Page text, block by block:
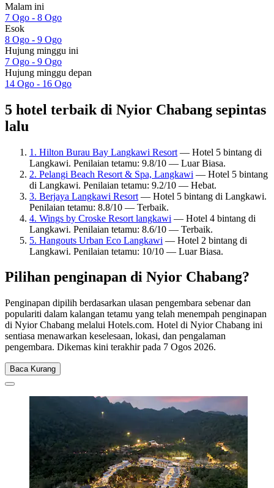
Malam ini
7 Ogo - 8 Ogo
Esok
8 Ogo - 9 Ogo
Hujung minggu ini
7 Ogo - 9 Ogo
Hujung minggu depan
14 Ogo - 16 Ogo
5 hotel terbaik di Nyior Chabang sepintas
lalu
1. Hilton Burau Bay Langkawi Resort — Hotel 5 bintang di
Langkawi. Penilaian tetamu: 9.8/10 — Luar Biasa.
2. Pelangi Beach Resort & Spa, Langkawi — Hotel 5 bintang
di Langkawi. Penilaian tetamu: 9.2/10 — Hebat.
3. Berjaya Langkawi Resort — Hotel 5 bintang di Langkawi.
Penilaian tetamu: 8.8/10 — Terbaik.
4. Wings by Croske Resort langkawi — Hotel 4 bintang di
Langkawi. Penilaian tetamu: 8.6/10 — Terbaik.
5. Hangouts Urban Eco Langkawi — Hotel 2 bintang di
Langkawi. Penilaian tetamu: 10/10 — Luar Biasa.
Pilihan penginapan di Nyior Chabang?
Penginapan dipilih berdasarkan ulasan pengembara sebenar dan
populariti dalam kalangan tetamu yang telah menempah penginapan
di Nyior Chabang melalui Hotels.com. Hotel di Nyior Chabang ini
sentiasa menawarkan keselesaan, lokasi, dan pengalaman
pengembara. Dikemas kini terakhir pada 7 Ogos 2026.
Baca Kurang